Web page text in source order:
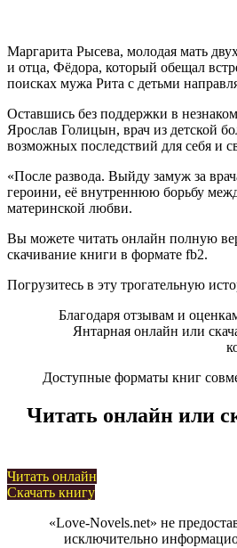
Маргарита Рысева, молодая мать
и отца, Фёдора, который обещал
поисках мужа Рита с детьми
Оставшись без поддержки в
Ярослав Голицын, врач из детской
возможных последствий для себя и
«После развода. Выйду замуж за
героини, её внутреннюю борьбу
материнской любви.
Вы можете читать онлайн полную
скачивание книги в формате fb2.
Погрузитесь в эту трогательную
Благодаря отзывам и
Янтарная онлайн или
Доступные форматы книг
Читать онлайн или
Читать онлайн
Скачать книгу
«Love-Novels.net» не
исключительно